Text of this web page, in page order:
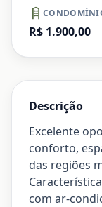
R$ 1.900,00
Descrição
Excelente
conforto,
das regiões
com ar-